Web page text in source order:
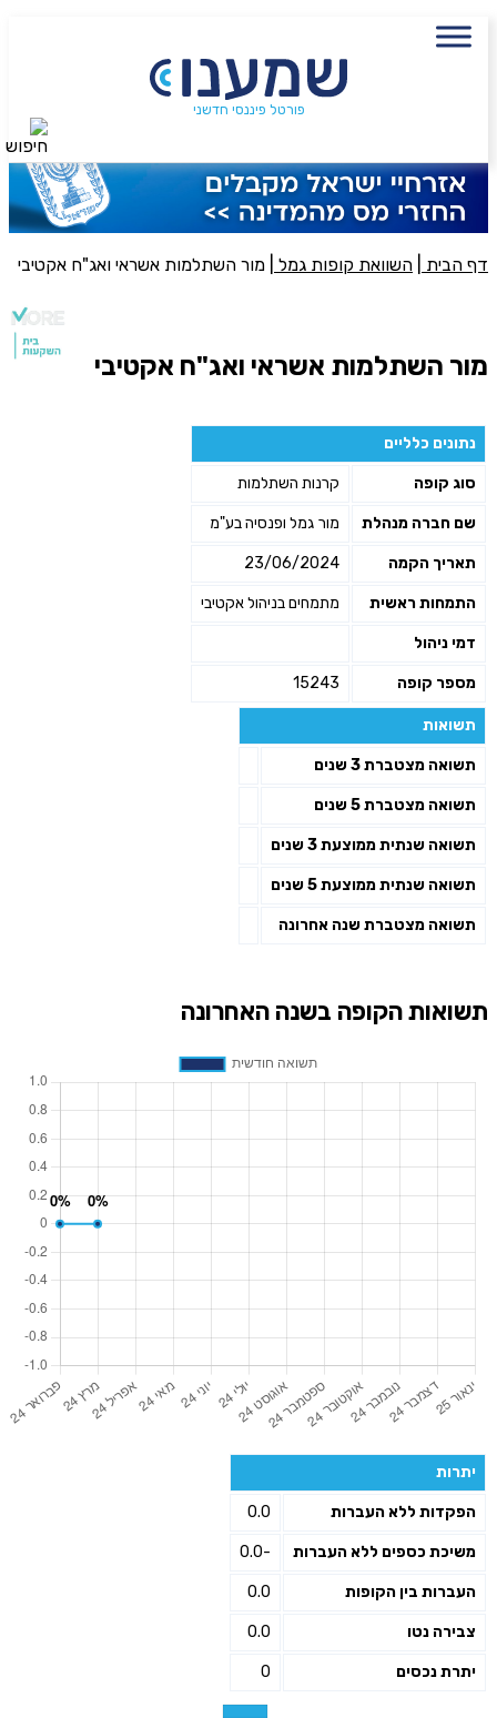
פורטל פיננסי חדשני
דף הבית השוואת קופות גמל מור השתלמות אשראי ואג"ח אקטיבי
מור השתלמות אשראי ואג"ח אקטיבי
נתונים כלליים
סוג קופה קרנות השתלמות
שם חברה מנהלת מור גמל ופנסיה בע"מ
תאריך הקמה 23/06/2024
התמחות ראשית מתמחים בניהול אקטיבי
דמי ניהול
מספר קופה 15243
תשואות
תשואה מצטברת 3 שנים
תשואה מצטברת 5 שנים
תשואה שנתית ממוצעת 3 שנים
תשואה שנתית ממוצעת 5 שנים
תשואה מצטברת שנה אחרונה
תשואות הקופה בשנה האחרונה
יתרות
הפקדות ללא העברות 0.0
משיכת כספים ללא העברות -0.0
העברות בין הקופות 0.0
צבירה נטו 0.0
יתרת נכסים 0
שם מלא
פעולה נדרשת
מאשר כי פרטיי ישמשו לקבלת פניות והצעות שיווקיות למוצרים
פנסיוניים\ביטוח באמצעות טלפון, מייל או SMS מאיתנו או צד שלישי
שליחה
חיפוש